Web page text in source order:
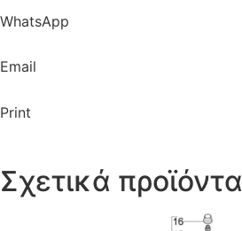
WhatsApp
Email
Print
Σχετικά προϊόντα